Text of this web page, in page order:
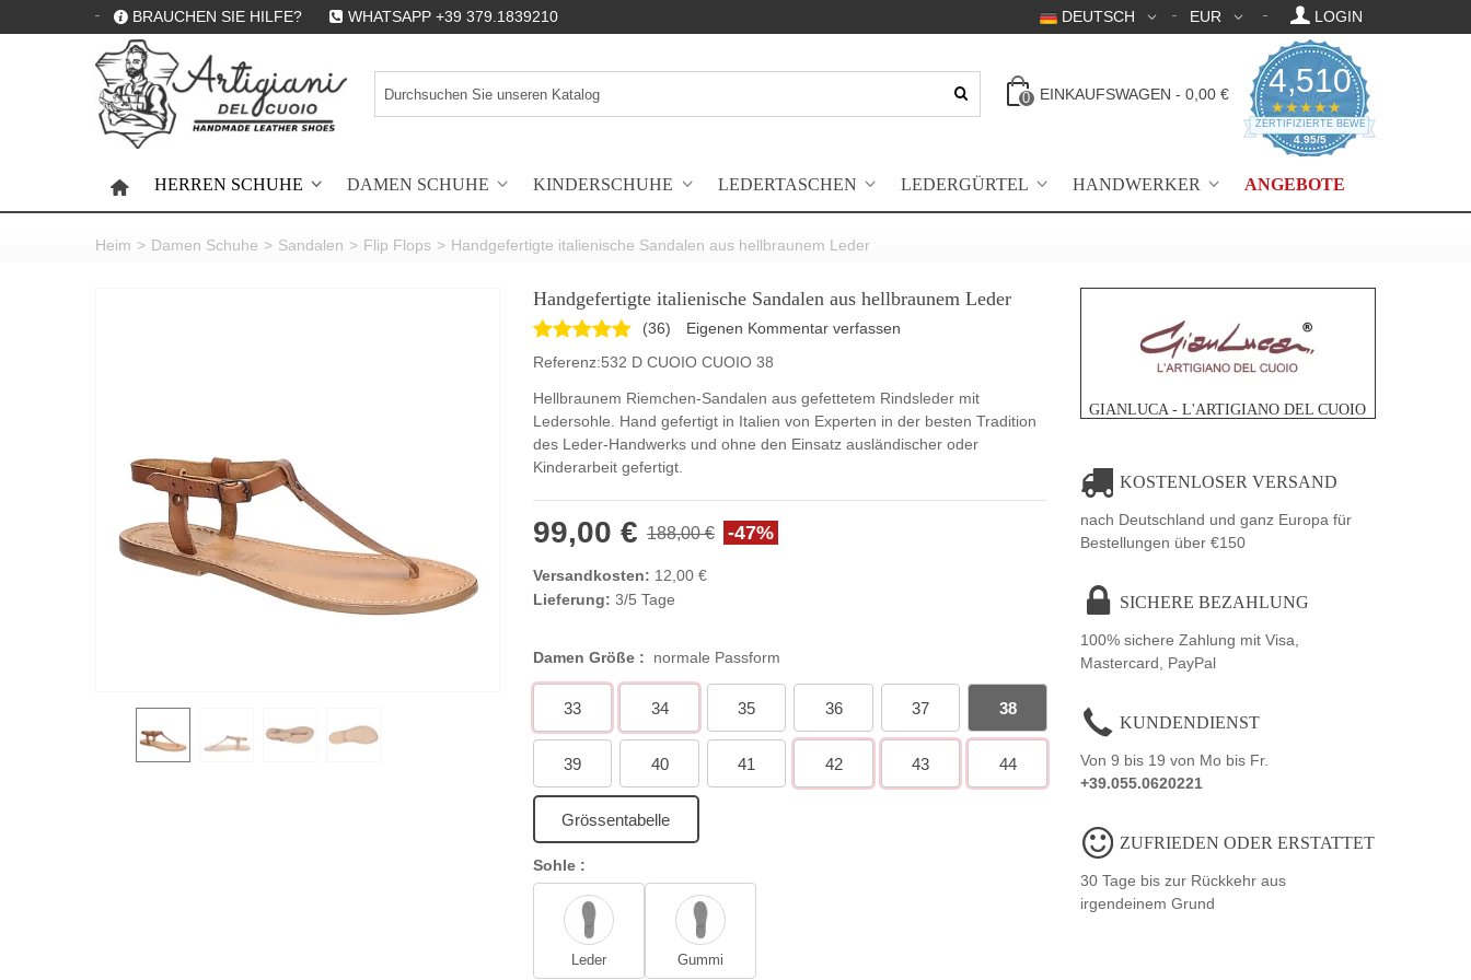
BRAUCHEN SIE HILFE? WHATSAPP +39 379.1839210 DEUTSCH EUR LOGIN
0 EINKAUFSWAGEN - 0,00 € 4,510
★★★★★ 4.95
4.95/5
ZERTIFIZIERTE BEWERTUNGEN
HERREN SCHUHE DAMEN SCHUHE KINDERSCHUHE LEDERTASCHEN LEDERGÜRTEL HANDWERKER ANGEBOTE
Heim > Damen Schuhe > Sandalen > Flip Flops > Handgefertigte italienische Sandalen aus hellbraunem Leder
Handgefertigte italienische Sandalen aus hellbraunem Leder
(36)
Eigenen Kommentar verfassen
Referenz:532 D CUOIO CUOIO 38
Hellbraunem Riemchen-Sandalen aus gefettetem Rindsleder mit
Ledersohle. Hand gefertigt in Italien von Experten in der besten Tradition
des Leder-Handwerks und ohne den Einsatz ausländischer oder
Kinderarbeit gefertigt.
99,00 € 188,00 € -47%
Versandkosten: 12,00 €
Lieferung: 3/5 Tage
Damen Größe : normale Passform
33 34 35 36 37 38
39 40 41 42 43 44
Grössentabelle
Sohle :
Leder Gummi
GIANLUCA - L'ARTIGIANO DEL CUOIO
KOSTENLOSER VERSAND
nach Deutschland und ganz Europa für
Bestellungen über €150
SICHERE BEZAHLUNG
100% sichere Zahlung mit Visa,
Mastercard, PayPal
KUNDENDIENST
Von 9 bis 19 von Mo bis Fr.
+39.055.0620221
ZUFRIEDEN ODER ERSTATTET
30 Tage bis zur Rückkehr aus
irgendeinem Grund